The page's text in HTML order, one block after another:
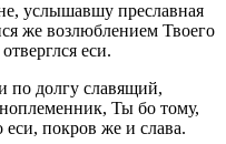
услышавшу преславная
же возлюблением Твоего
еси.
по долгу славящий,
Ты бо тому,
еси, покров же и слава.